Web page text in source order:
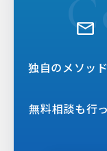
独自のメソッ
無料相談も行